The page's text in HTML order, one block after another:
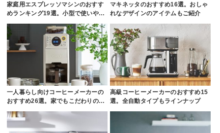
家庭用エスプレッソマシンのおすす
めランキング19選。小型で使いや…
マキネッタのおすすめ16選。おしゃ
れなデザインのアイテムもご紹介
一人暮らし向けコーヒーメーカーの
おすすめ26選。家でもこだわりの…
高級コーヒーメーカーのおすすめ15
選。全自動タイプもラインナップ